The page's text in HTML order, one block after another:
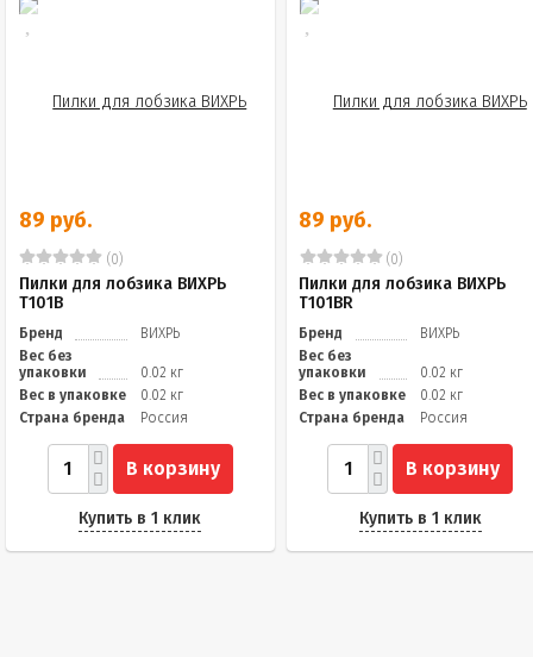
89 руб.
(0)
Пилки для лобзика ВИХРЬ
Т101В
Бренд
ВИХРЬ
Вес без
упаковки
0.02 кг
Вес в упаковке
0.02 кг
Страна бренда
Россия
В корзину
Купить в 1 клик
89 руб.
(0)
Пилки для лобзика ВИХРЬ
Т101ВR
Бренд
ВИХРЬ
Вес без
упаковки
0.02 кг
Вес в упаковке
0.02 кг
Страна бренда
Россия
В корзину
Купить в 1 клик